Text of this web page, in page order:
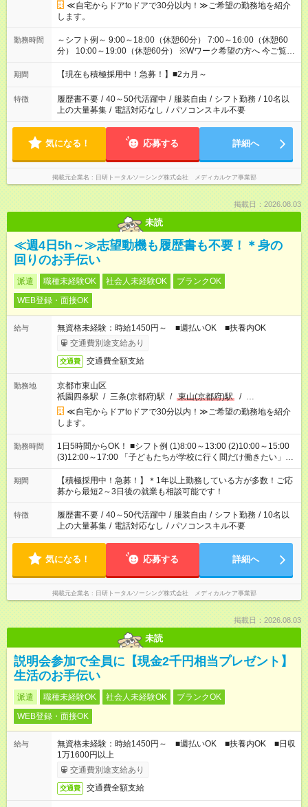
≪自宅からドアtoドアで30分以内！≫ご希望の勤務地を紹介
します。
勤務時間
～シフト例～ 9:00～18:00（休憩60分） 7:00～16:00（休憩60
分） 10:00～19:00（休憩60分） ※Wワーク希望の方へ 今ご覧の
お仕事で希望する勤務時間と、もう1つのお仕事の勤務時間の合
計が 週40時間を超えなければOKです。
期間 【現在も積極採用中！急募！】■2カ月～
特徴 履歴書不要 / 40～50代活躍中 / 服装自由 / シフト勤務 / 10名以
上の大量募集 / 電話対応なし / パソコンスキル不要
気になる！ 応募する 詳細へ
掲載元企業名 日研トータルソーシング株式会社 メディカルケア事業部
掲載日：2026.08.03
未読
≪週4日5h～≫志望動機も履歴書も不要！＊身の
回りのお手伝い
派遣 職種未経験OK 社会人未経験OK
ブランクOK
WEB登録・面接OK
給与
無資格未経験：時給1450円～ ■週払いOK ■扶養内OK
交通費別途支給あり
交通費 交通費全額支給
勤務地
京都市東山区
祇園四条駅 / 三条(京都府)駅 / 東山(京都府)駅 / …
≪自宅からドアtoドアで30分以内！≫ご希望の勤務地を紹介
します。
勤務時間
1日5時間からOK！ ■シフト例 (1)8:00～13:00 (2)10:00～15:00
(3)12:00～17:00 「子どもたちが学校に行く間だけ働きたい」
「余裕を持って夕飯の準備がしたい」 「午前中は働いて、午後
はプライベートの時間にしたい」 など、ご希望を教えてくださ
いね。 ※Wワーク希望の方へ 今ご覧のお仕事で希望する勤務時
間と、もう1つのお仕事の勤務時間。 合計で週40時間を超える
場合は応募できません。
期間
【積極採用中！急募！】＊1年以上勤務している方が多数！ご応
募から最短2～3日後の就業も相談可能です！
特徴 履歴書不要 / 40～50代活躍中 / 服装自由 / シフト勤務 / 10名以
上の大量募集 / 電話対応なし / パソコンスキル不要
気になる！ 応募する 詳細へ
掲載元企業名 日研トータルソーシング株式会社 メディカルケア事業部
掲載日：2026.08.03
未読
説明会参加で全員に【現金2千円相当プレゼント】
生活のお手伝い
派遣 職種未経験OK 社会人未経験OK
ブランクOK
WEB登録・面接OK
給与
無資格未経験：時給1450円～ ■週払いOK ■扶養内OK ■日収
1万1600円以上
交通費別途支給あり
交通費 交通費全額支給